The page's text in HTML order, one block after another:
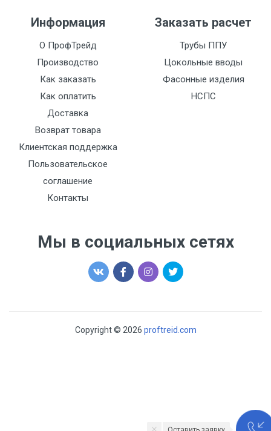
Информация
О ПрофТрейд
Производство
Как заказать
Как оплатить
Доставка
Возврат товара
Клиентская поддержка
Пользовательское
соглашение
Контакты
Заказать расчет
Трубы ППУ
Цокольные вводы
Фасонные изделия
НСПС
Мы в социальных сетях
Copyright © 2026 proftreid.com